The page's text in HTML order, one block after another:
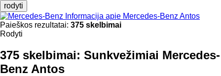
rodyti
Informacija apie Mercedes-Benz Antos
Paieškos rezultatai: 375 skelbimai
Rodyti
375 skelbimai: Sunkvežimiai Mercedes-
Benz Antos